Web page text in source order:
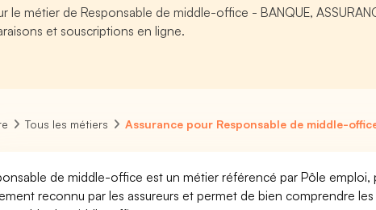
métier de Responsable de middle-office - BANQUE,
et souscriptions en ligne.
Tous les métiers Assurance pour Responsable de middle-
de middle-office est un métier référencé par Pôle emploi,
reconnu par les assureurs et permet de bien comprendre